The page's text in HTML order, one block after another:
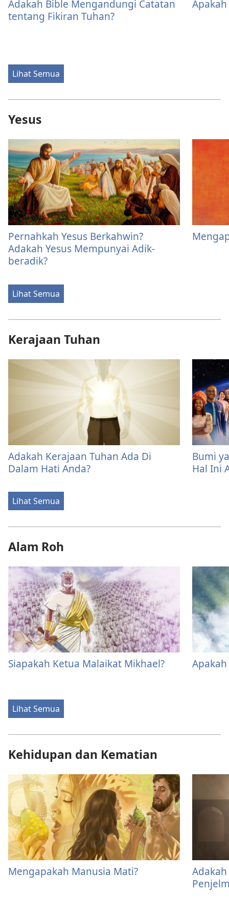
Adakah Bible Mengandungi Catatan
tentang Fikiran Tuhan?
Lihat Semua
Yesus
Pernahkah Yesus Berkahwin?
Adakah Yesus Mempunyai Adik-
beradik?
Lihat Semua
Kerajaan Tuhan
Adakah Kerajaan Tuhan Ada Di
Dalam Hati Anda?
Bumi
Hal Ini
Lihat Semua
Alam Roh
Siapakah Ketua Malaikat Mikhael?
Lihat Semua
Kehidupan dan Kematian
Mengapakah Manusia Mati?